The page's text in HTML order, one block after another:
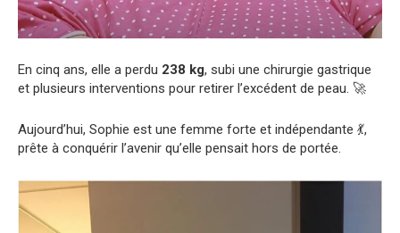
En cinq ans, elle a perdu 238 kg, subi une chirurgie gastrique
et plusieurs interventions pour retirer l’excédent de peau. 🚀
Aujourd’hui, Sophie est une femme forte et indépendante 💃,
prête à conquérir l’avenir qu’elle pensait hors de portée.